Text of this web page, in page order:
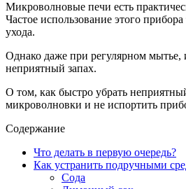
Микроволновые печи есть
Частое использование этого
ухода.
Однако даже при регулярном мытье,
неприятный запах.
О том, как быстро убрать
микроволновки и не испортить
Содержание
Что делать в первую очередь?
Как устранить подручными
Сода